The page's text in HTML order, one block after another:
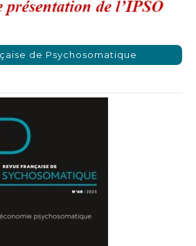
de Psychosomatique